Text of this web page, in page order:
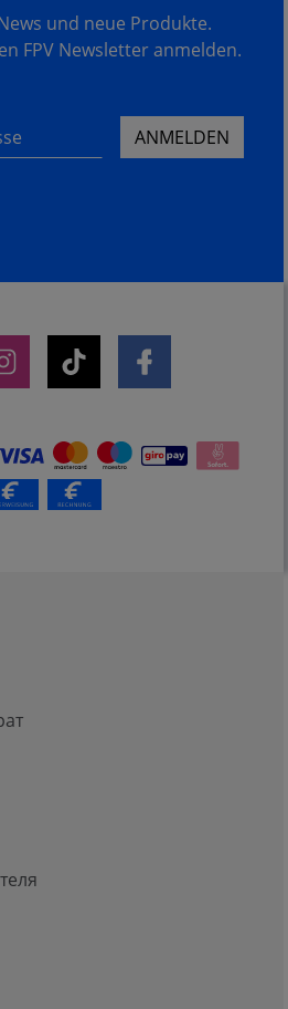
und neue Produkte.
FPV Newsletter anmelden.
ANMELDEN